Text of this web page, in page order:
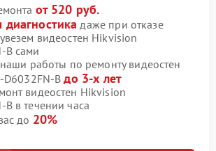
от 520 руб.
диагностика даже при отказе
видеостен Hikvision
сами
работы по ремонту видеостен
до 3-х лет
видеостен Hikvision
в течении часа
до 20%